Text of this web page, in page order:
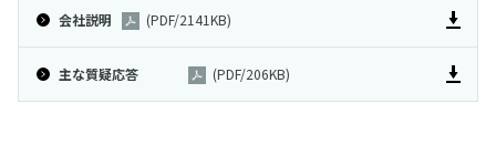
会社説明 (PDF/2141KB)
主な質疑応答 (PDF/206KB)